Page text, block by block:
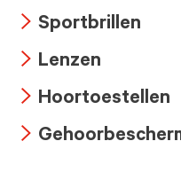
icon
icon
Sportbrillen
icon
Lenzen
icon
Hoortoestellen